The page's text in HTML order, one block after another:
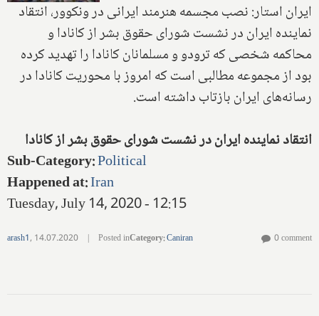
ایران استار: نصب مجسمه هنرمند ایرانی در ونکوور، انتقاد
نماینده ایران در نشست شورای حقوق بشر از کانادا و
محاکمه شخصی که ترودو و مسلمانان کانادا را تهدید کرده
بود از مجموعه مطالبی است که امروز با محوریت کانادا در
رسانه‌های ایران بازتاب داشته است.
انتقاد نماینده ایران در نشست شورای حقوق بشر از کانادا
Sub-Category:Political
Happened at:Iran
Tuesday, July 14, 2020 - 12:15
arash1, 14.07.2020 | Posted inCategory:Caniran 0 comment